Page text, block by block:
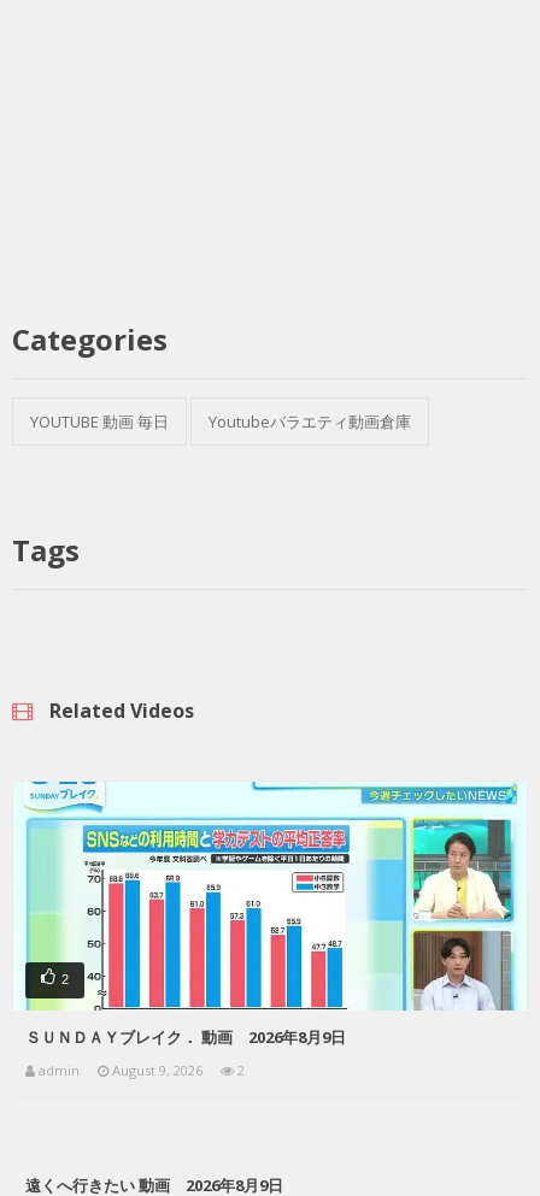
Categories
YOUTUBE 動画 毎日 Youtubeバラエティ動画倉庫
Tags
Related Videos
2
ＳＵＮＤＡＹブレイク． 動画 2026年8月9日
admin August 9, 2026 2
遠くへ行きたい 動画 2026年8月9日